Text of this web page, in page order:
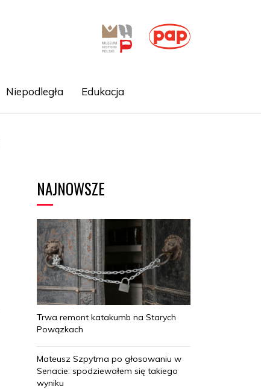
Niepodległa Edukacja
NAJNOWSZE
Trwa remont katakumb na Starych
Powązkach
Mateusz Szpytma po głosowaniu w
Senacie: spodziewałem się takiego
wyniku